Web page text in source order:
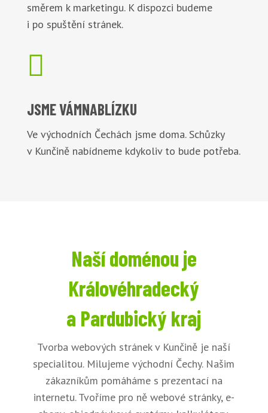
směrem k marketingu. K dispozci budeme
i po spuštění stránek.

JSME VÁMNABLÍZKU
Ve východních Čechách jsme doma. Schůzky
v Kunčině nabídneme kdykoliv to bude potřeba.
Naší doménou je
Královéhradecký
a Pardubický kraj
Tvorba webových stránek v Kunčině je naší
specialitou. Milujeme východní Čechy. Našim
zákazníkům pomáháme s prezentací na
internetu. Tvoříme pro ně webové stránky, e-